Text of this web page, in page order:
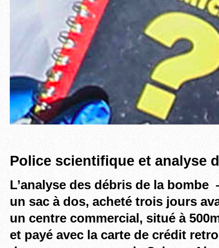
Police scientifique et analyse
L’analyse des débris de la bombe
un sac à dos, acheté trois jours
un centre commercial, situé à
et payé avec la carte de crédit